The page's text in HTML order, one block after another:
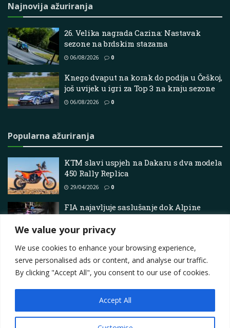
We value your privacy
We use cookies to enhance your browsing experience,
serve personalised ads or content, and analyse our traffic.
By clicking "Accept All", you consent to our use of cookies.
Accept All
Najnovija ažuriranja
26. Velika nagrada Cazina: Nastavak
sezone na brdskim stazama
06/08/2026 0
Knego dvaput na korak do podija u Češkoj,
još uvijek u igri za Top 3 na kraju sezone
06/08/2026 0
Popularna ažuriranja
KTM slavi uspjeh na Dakaru s dva modela
450 Rally Replica
29/04/2026 0
FIA najavljuje saslušanje dok Alpine
pokušava vratiti postolje Pierrea Gaslyja
u Monaku
Contact
Privacy Policy
Terms Marketing i oglašavanje